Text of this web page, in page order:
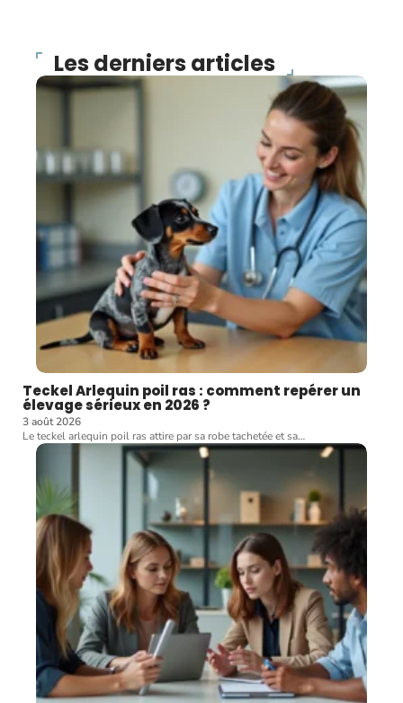
Les derniers articles
Teckel Arlequin poil ras : comment repérer un
élevage sérieux en 2026 ?
3 août 2026
Le teckel arlequin poil ras attire par sa robe tachetée et sa…